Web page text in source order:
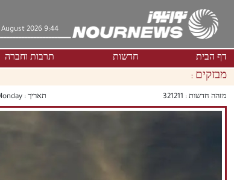
August 2026 9:44
דף הבית חדשות תרבות וחברה
מבזקים :
מזהה חדשות : 321211 תאריך : 2026/6/1 20:18